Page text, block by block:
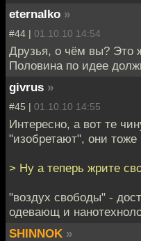
eternalko »
#44 | 01.10.10 14:54
Друзья, о чём вы? Это
Половина по идее
givrus »
#45 | 01.10.10 14:55
Интересно, а вот те
"изобретают", они тоже
> Ну а теперь жрите
"воздух свободы" -
одевающ и
SHINNOK »